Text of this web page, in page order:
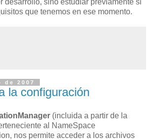
desarrollo, sino estudiar previamente si
que tenemos en ese momento.
de 2007
la configuración
(incluida a partir de la
al NameSpace
nos permite acceder a los archivos